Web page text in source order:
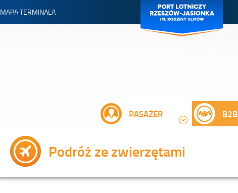
MAPA TERMINALA
B2B
PASAŻER
Podróż ze zwierzętami